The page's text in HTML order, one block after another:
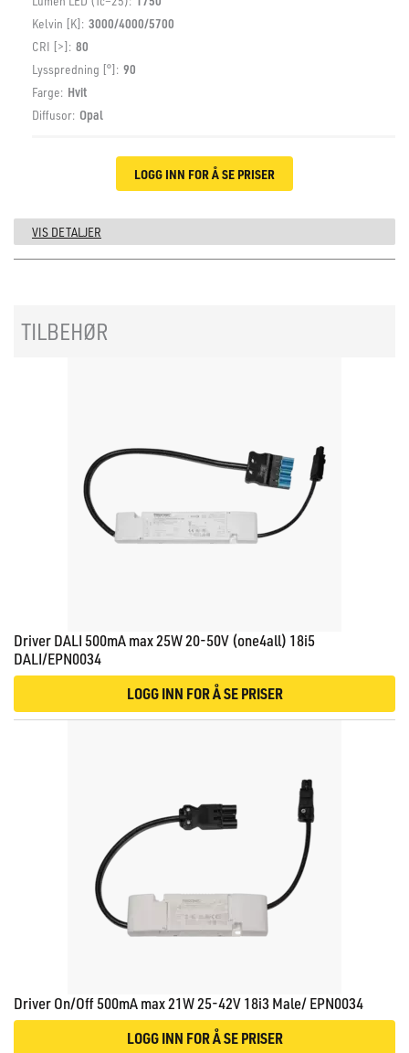
Kelvin [K]: 3000/4000/5700
CRI [>]: 80
Lysspredning [°]: 90
Farge: Hvit
Diffusor: Opal
LOGG INN FOR Å SE PRISER
VIS DETALJER
TILBEHØR
Driver DALI 500mA max 25W 20-50V (one4all) 18i5
DALI/EPN0034
LOGG INN FOR Å SE PRISER
Driver On/Off 500mA max 21W 25-42V 18i3 Male/ EPN0034
LOGG INN FOR Å SE PRISER